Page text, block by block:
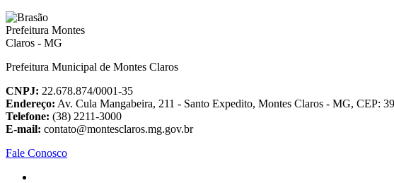
Prefeitura Municipal de Montes Claros
CNPJ: 22.678.874/0001-35
Endereço: Av. Cula Mangabeira, 211 - Santo Expedito, Montes Claros - MG, CEP:
Telefone: (38) 2211-3000
E-mail: contato@montesclaros.mg.gov.br
Fale Conosco